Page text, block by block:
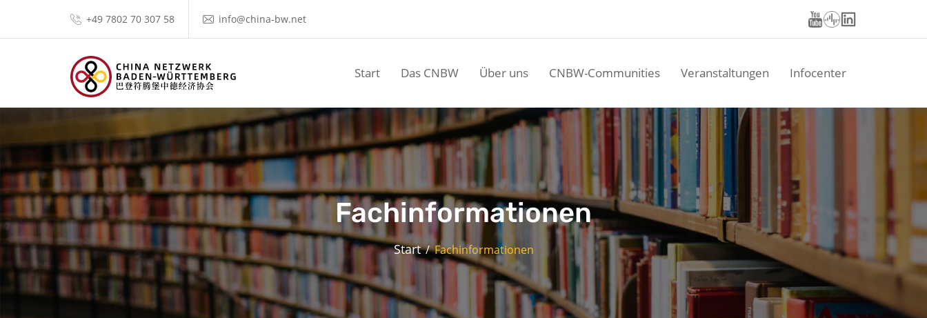
+49 7802 70 307 58 info@china-bw.net
Start Das CNBW Über uns CNBW-Communities Veranstaltungen Infocenter
Fachinformationen
Start Fachinformationen